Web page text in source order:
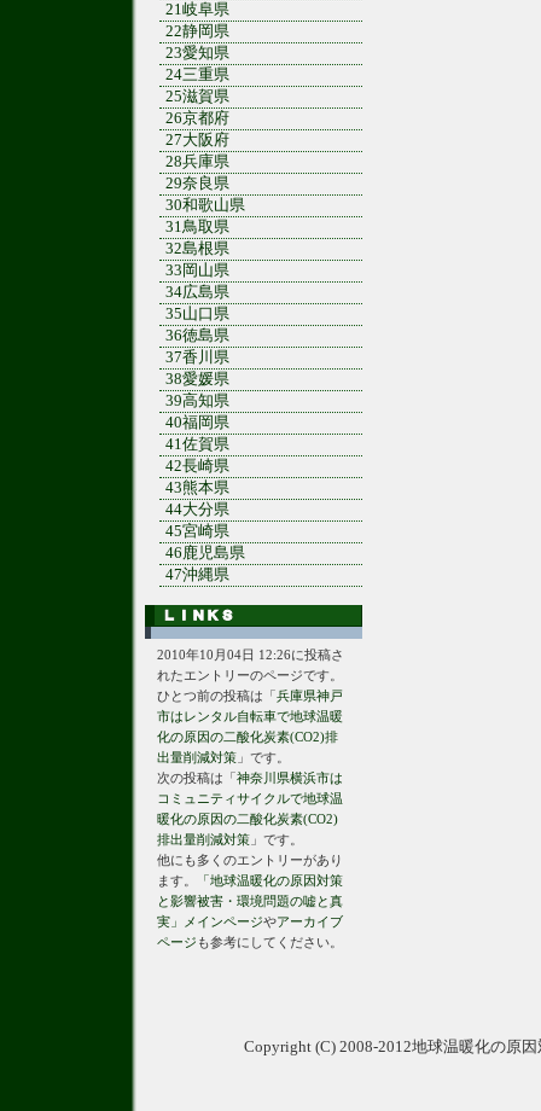
21岐阜県
22静岡県
23愛知県
24三重県
25滋賀県
26京都府
27大阪府
28兵庫県
29奈良県
30和歌山県
31鳥取県
32島根県
33岡山県
34広島県
35山口県
36徳島県
37香川県
38愛媛県
39高知県
40福岡県
41佐賀県
42長崎県
43熊本県
44大分県
45宮崎県
46鹿児島県
47沖縄県
2010年10月04日 12:26に投稿さ
れたエントリーのページです。
ひとつ前の投稿は「兵庫県神戸
市はレンタル自転車で地球温暖
化の原因の二酸化炭素(CO2)排
出量削減対策 」です。
次の投稿は「神奈川県横浜市は
コミュニティサイクルで地球温
暖化の原因の二酸化炭素(CO2)
排出量削減対策 」です。
他にも多くのエントリーがあり
ます。
「地球温暖化の原因対策
と影響被害・環境問題の嘘と真
実」メインページやアーカイブ
ページ も参考にしてください。
Copyright (C) 2008-2012地球温暖化の原